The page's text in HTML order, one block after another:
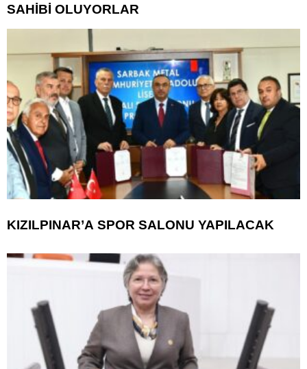
SAHİBİ OLUYORLAR
KIZILPINAR’A SPOR SALONU YAPILACAK